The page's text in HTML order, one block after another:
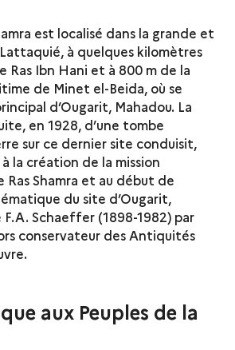
est localisé dans la grande et
à quelques kilomètres
Ras Ibn Hani et à 800 m de la
de Minet el-Beida, où se
d’Ougarit, Mahadou. La
en 1928, d’une tombe
sur ce dernier site conduisit,
la création de la mission
Ras Shamra et au début de
du site d’Ougarit,
Schaeffer (1898-1982) par
conservateur des Antiquités
aux Peuples de la